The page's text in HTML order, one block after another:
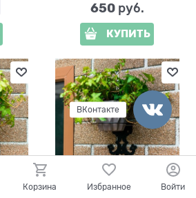
650 руб.
КУПИТЬ
Корзина Избранное Войти
ВКонтакте